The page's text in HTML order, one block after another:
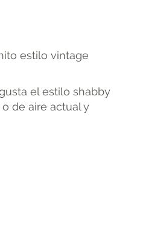
estilo vintage
el estilo shabby
de aire actual y